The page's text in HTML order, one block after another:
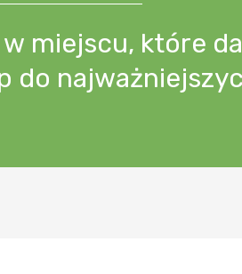
miejscu, które
do